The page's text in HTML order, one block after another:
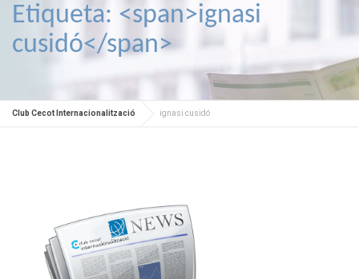
Etiqueta: <span>ignasi
cusidó</span>
Club Cecot Internacionalització ignasi cusidó